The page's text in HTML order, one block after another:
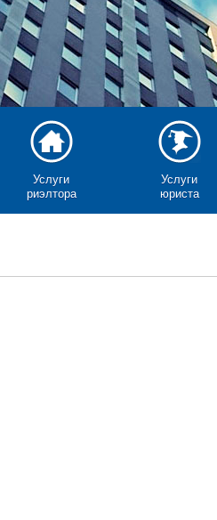
Услуги
риэлтора
Услуги
юриста